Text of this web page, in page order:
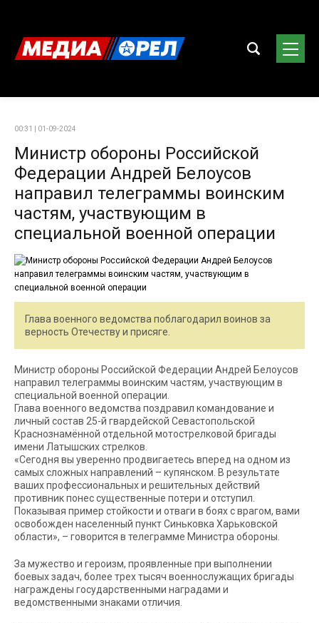
00:31 | 01-09-2024
Министр обороны Российской
Федерации Андрей Белоусов
направил телеграммы воинским
частям, участвующим в
специальной военной операции
Глава военного ведомства поблагодарил воинов за
верность Отечеству и присяге.
Министр обороны Российской Федерации Андрей Белоусов
направил телеграммы воинским частям, участвующим в
специальной военной операции.
Глава военного ведомства поздравил командование и
личный состав 25-й гвардейской Севастопольской
Краснознамённой отдельной мотострелковой бригады
имени Латышских стрелков.
«Сегодня вы уверенно продвигаетесь вперед на одном из
самых сложных направлений – купянском. В результате
ваших профессиональных и решительных действий
противник понес существенные потери и отступил.
Показывая пример стойкости и отваги в боях с врагом, вами
освобожден населенный пункт Синьковка Харьковской
области», – говорится в телеграмме Министра обороны.
За мужество и героизм, проявленные при выполнении
боевых задач, более трех тысяч военнослужащих бригады
награждены государственными наградами и
ведомственными знаками отличия.